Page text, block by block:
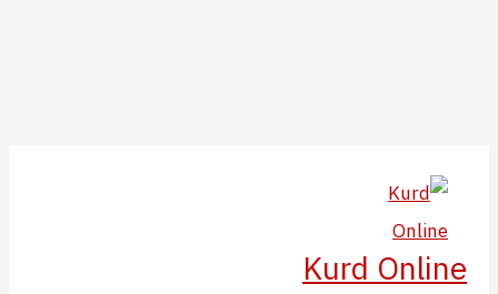
المحتوى
Kurd Online